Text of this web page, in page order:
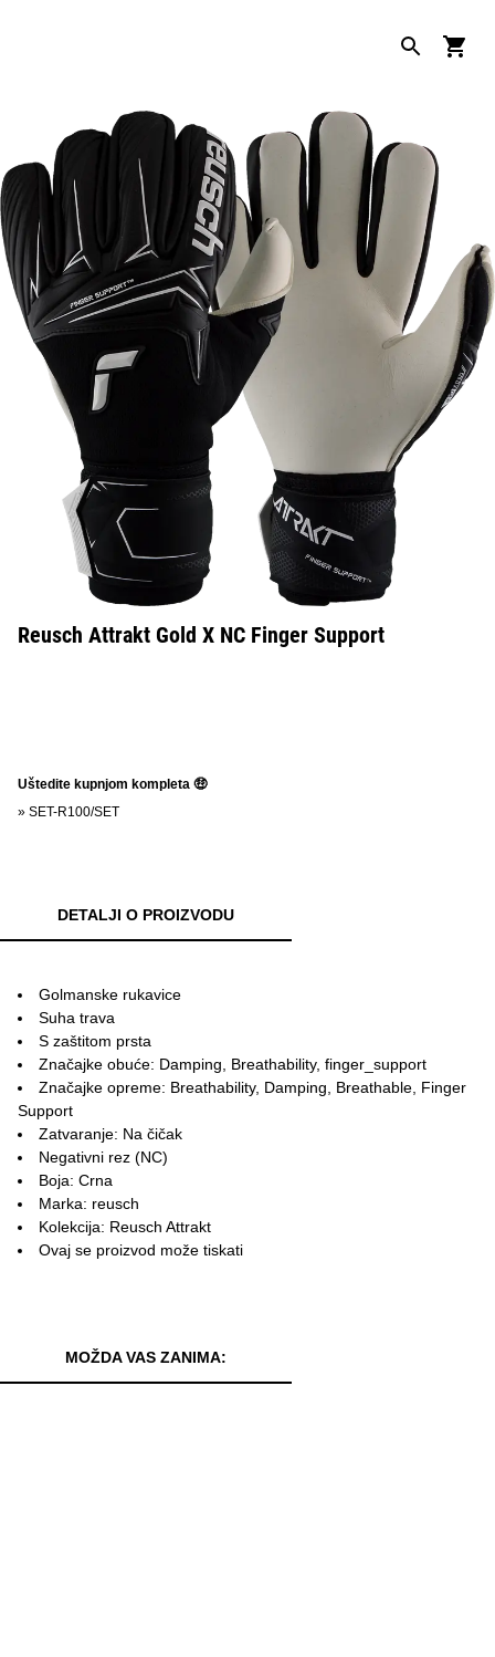
Reusch Attrakt Gold X NC Finger Support
Uštedite kupnjom kompleta 🤑
» SET-R100/SET
DETALJI O PROIZVODU
Golmanske rukavice
Suha trava
S zaštitom prsta
Značajke obuće: Damping, Breathability, finger_support
Značajke opreme: Breathability, Damping, Breathable, Finger
Support
Zatvaranje: Na čičak
Negativni rez (NC)
Boja: Crna
Marka: reusch
Kolekcija: Reusch Attrakt
Ovaj se proizvod može tiskati
MOŽDA VAS ZANIMA: